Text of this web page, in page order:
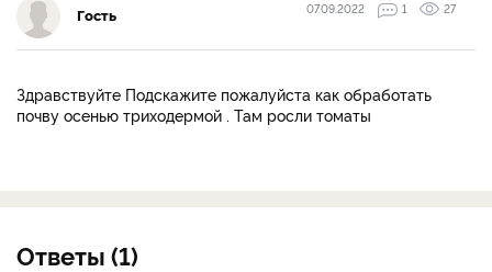
Гость 07.09.2022 1 27
Здравствуйте Подскажите пожалуйста как обработать
почву осенью триходермой . Там росли томаты
Ответы (1)